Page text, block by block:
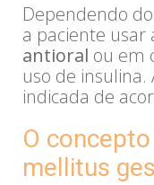
Dependendo
a paciente usar
antioral ou em
uso de insulina.
indicada de
O
mellitus